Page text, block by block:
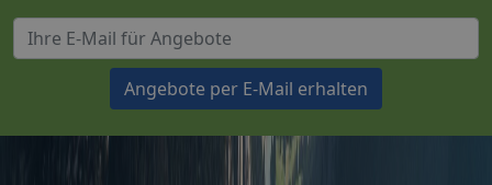
Angebote per E-Mail erhalten